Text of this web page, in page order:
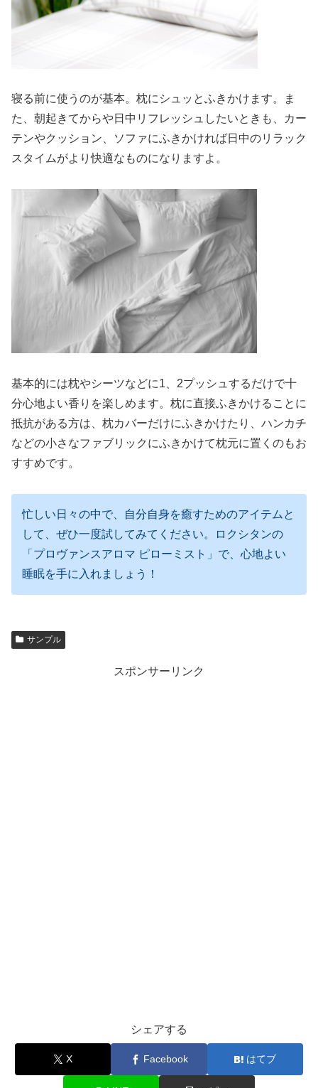
寝る前に使うのが基本。枕にシュッとふきかけます。ま
た、朝起きてからや日中リフレッシュしたいときも、カー
テンやクッション、ソファにふきかければ日中のリラック
スタイムがより快適なものになりますよ。
基本的には枕やシーツなどに1、2プッシュするだけで十
分心地よい香りを楽しめます。枕に直接ふきかけることに
抵抗がある方は、枕カバーだけにふきかけたり、ハンカチ
などの小さなファブリックにふきかけて枕元に置くのもお
すすめです。
忙しい日々の中で、自分自身を癒すためのアイテムと
して、ぜひ一度試してみてください。ロクシタンの
「プロヴァンスアロマ ピローミスト」で、心地よい
睡眠を手に入れましょう！
サンプル
スポンサーリンク
シェアする
X Facebook はてブ